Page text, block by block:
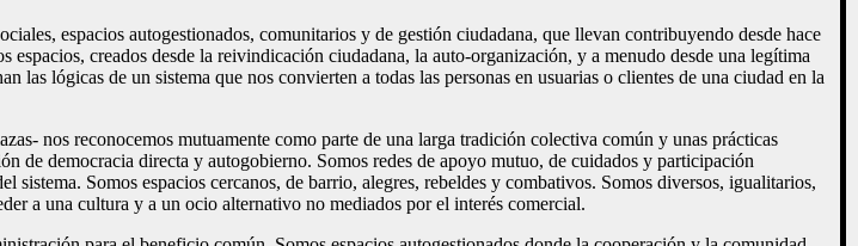
espacios autogestionados, comunitarios y de gestión ciudadana, que llevan contribuyendo desde hace
creados desde la reivindicación ciudadana, la auto-organización, y a menudo desde una legítima
lógicas de un sistema que nos convierten a todas las personas en usuarias o clientes de una ciudad en la
nos reconocemos mutuamente como parte de una larga tradición colectiva común y unas prácticas
de democracia directa y autogobierno. Somos redes de apoyo mutuo, de cuidados y participación
sistema. Somos espacios cercanos, de barrio, alegres, rebeldes y combativos. Somos diversos, igualitarios,
a una cultura y a un ocio alternativo no mediados por el interés comercial.